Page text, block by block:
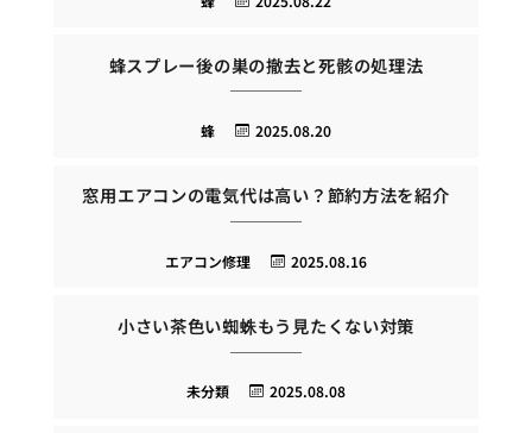
蜂スプレー後の巣の撤去と死骸の処理法
2025.08.20
蜂
窓用エアコンの電気代は高い？節約方法を紹介
2025.08.16
エアコン修理
小さい茶色い蜘蛛もう見たくない対策
2025.08.08
未分類